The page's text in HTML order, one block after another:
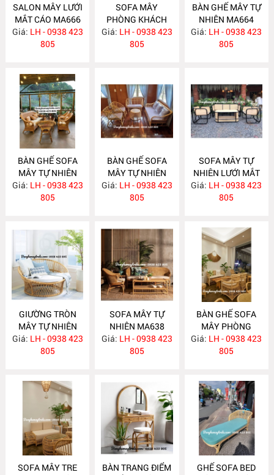
SALON MÂY LƯỚI
MẮT CÁO MA666
Giá: LH - 0938 423
805
SOFA MÂY
PHÒNG KHÁCH
MA665
Giá: LH - 0938 423
805
BÀN GHẾ MÂY TỰ
NHIÊN MA664
Giá: LH - 0938 423
805
BÀN GHẾ SOFA
MÂY TỰ NHIÊN
MA663
Giá: LH - 0938 423
805
BÀN GHẾ SOFA
MÂY TỰ NHIÊN
MA657
Giá: LH - 0938 423
805
SOFA MÂY TỰ
NHIÊN LƯỚI MẮT
CÁO MA656
Giá: LH - 0938 423
805
GIƯỜNG TRÒN
MÂY TỰ NHIÊN
MA652
Giá: LH - 0938 423
805
SOFA MÂY TỰ
NHIÊN MA638
Giá: LH - 0938 423
805
BÀN GHẾ SOFA
MÂY PHÒNG
KHÁCH HIỆN ĐẠI
MA637
Giá: LH - 0938 423
805
SOFA MÂY TRE
BÀN TRANG ĐIỂM
GHẾ SOFA BED